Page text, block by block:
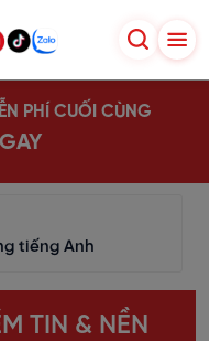
PHÍ CUỐI CÙNG
tiếng Anh
TIN & NỀN